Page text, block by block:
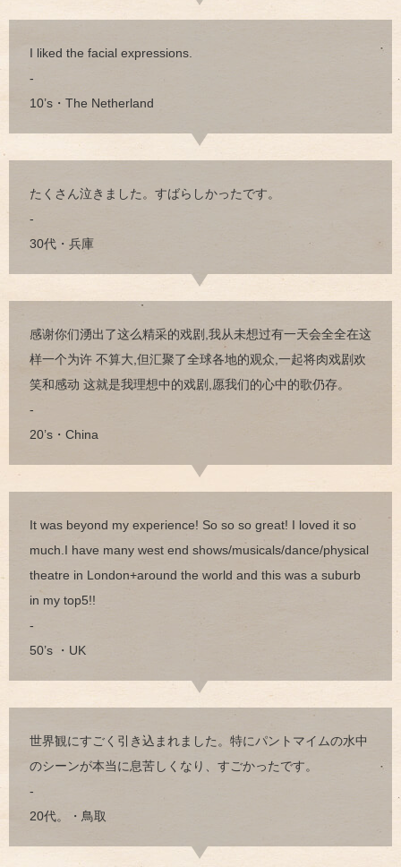
I liked the facial expressions.
-
10’s・The Netherland
たくさん泣きました。すばらしかったです。
-
30代・兵庫
感谢你们湧出了这么精采的戏剧,我从未想过有一天会全全在这
样一个为许 不算大,但汇聚了全球各地的观众,一起将肉戏剧欢
笑和感动 这就是我理想中的戏剧,愿我们的心中的歌仍存。
-
20’s・China
It was beyond my experience! So so so great! I loved it so
much.I have many west end shows/musicals/dance/physical
theatre in London+around the world and this was a suburb
in my top5!!
-
50’s ・UK
世界観にすごく引き込まれました。特にパントマイムの水中
のシーンが本当に息苦しくなり、すごかったです。
-
20代。・鳥取